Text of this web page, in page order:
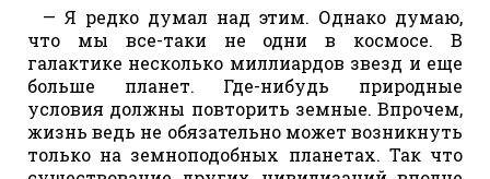
— Я редко думал над этим. Однако думаю,
что мы все-таки не одни в космосе. В
галактике несколько миллиардов звезд и еще
больше планет. Где-нибудь природные
условия должны повторить земные. Впрочем,
жизнь ведь не обязательно может возникнуть
только на земноподобных планетах. Так что